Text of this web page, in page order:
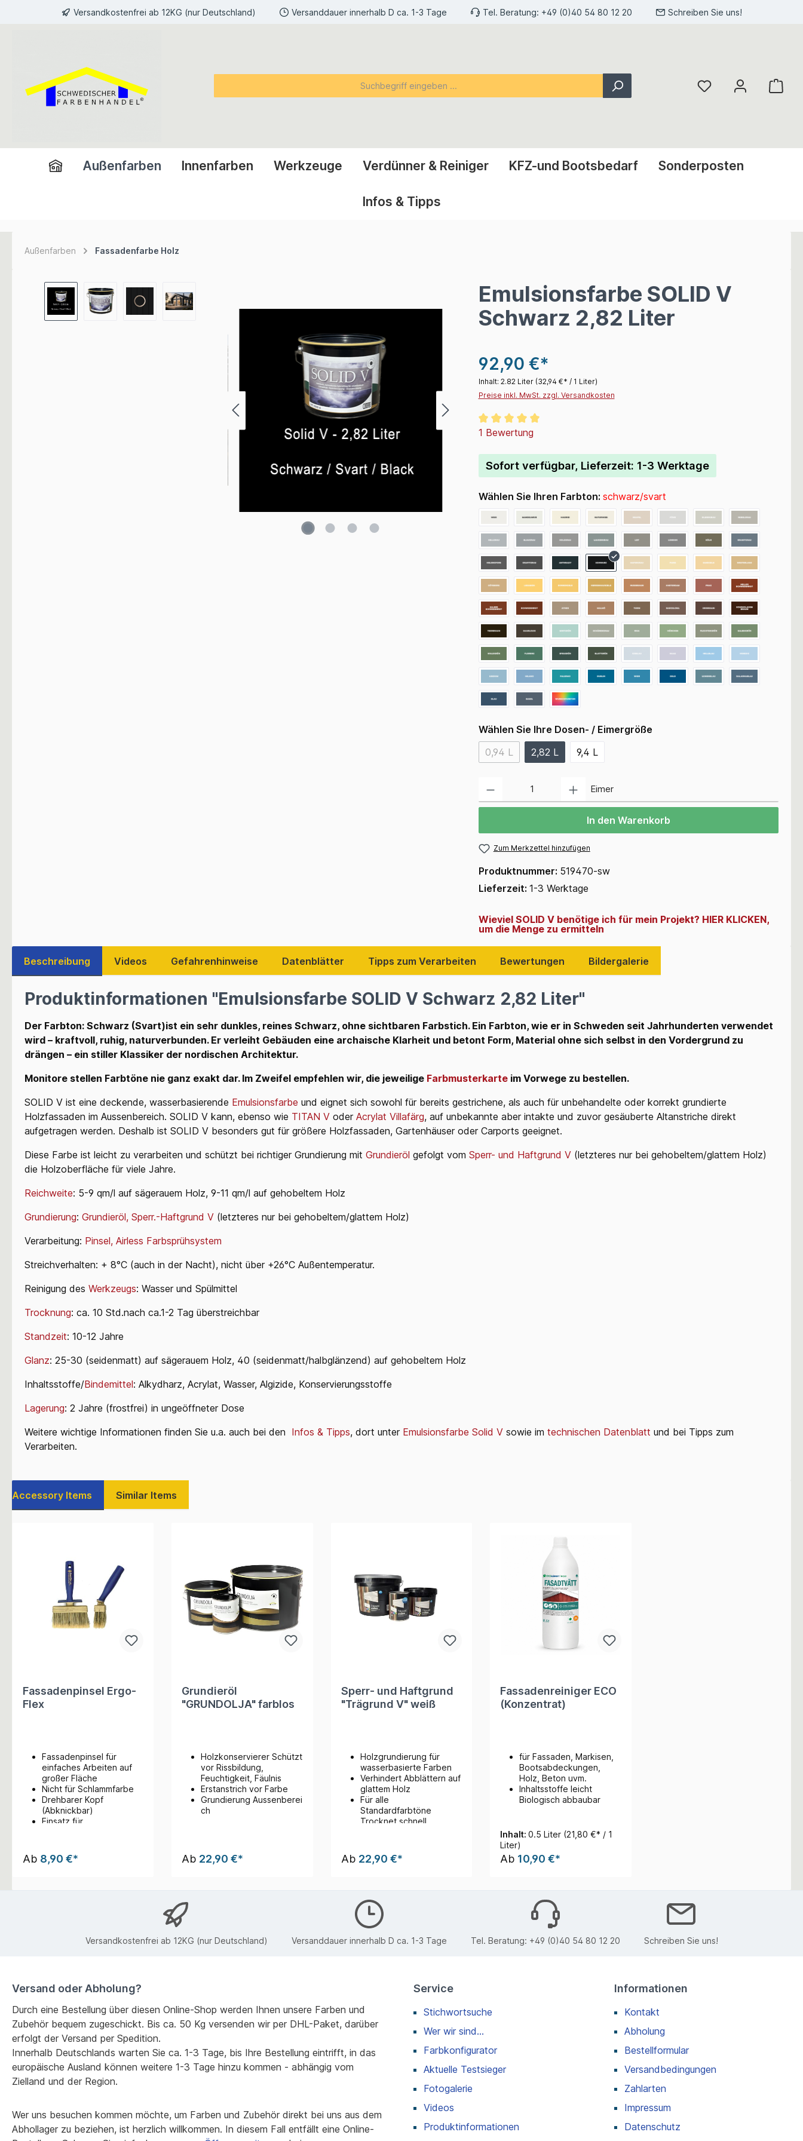
springen Versandkostenfrei ab 12KG (nur Deutschland) Versanddauer innerhalb D ca. 1-3 Tage Tel. Beratung: +49 (0)40 54 80 12 20 Schreiben Sie uns!
Außenfarben Innenfarben Werkzeuge Verdünner & Reiniger KFZ-und Bootsbedarf Sonderposten
Infos & Tipps
Außenfarben Fassadenfarbe Holz
Emulsionsfarbe SOLID V
Schwarz 2,82 Liter
92,90 €*
Inhalt: 2.82 Liter (32,94 €* / 1 Liter)
Preise inkl. MwSt. zzgl. Versandkosten
Durchschnittliche Bewertung von 5 von 5 Sternen
1 Bewertung
Sofort verfügbar, Lieferzeit: 1-3 Werktage
Wählen Sie Ihren Farbton: schwarz/svart
Wählen Sie Ihre Dosen- / Eimergröße
0,94 L
2,82 L 9,4 L
Eimer
In den Warenkorb
Zum Merkzettel hinzufügen
Produktnummer: 519470-sw
Lieferzeit: 1-3 Werktage
Wieviel SOLID V benötige ich für mein Projekt? HIER KLICKEN,
um die Menge zu ermitteln
Beschreibung Videos Gefahrenhinweise Datenblätter Tipps zum Verarbeiten Bewertungen Bildergalerie
Produktinformationen "Emulsionsfarbe SOLID V Schwarz 2,82 Liter"
Der Farbton: Schwarz (Svart)ist ein sehr dunkles, reines Schwarz, ohne sichtbaren Farbstich. Ein Farbton, wie er in Schweden seit Jahrhunderten verwendet
wird – kraftvoll, ruhig, naturverbunden. Er verleiht Gebäuden eine archaische Klarheit und betont Form, Material ohne sich selbst in den Vordergrund zu
drängen – ein stiller Klassiker der nordischen Architektur.
Monitore stellen Farbtöne nie ganz exakt dar. Im Zweifel empfehlen wir, die jeweilige Farbmusterkarte im Vorwege zu bestellen.
SOLID V ist eine deckende, wasserbasierende Emulsionsfarbe und eignet sich sowohl für bereits gestrichene, als auch für unbehandelte oder korrekt grundierte
Holzfassaden im Aussenbereich. SOLID V kann, ebenso wie TITAN V oder Acrylat Villafärg, auf unbekannte aber intakte und zuvor gesäuberte Altanstriche direkt
aufgetragen werden. Deshalb ist SOLID V besonders gut für größere Holzfassaden, Gartenhäuser oder Carports geeignet.
Diese Farbe ist leicht zu verarbeiten und schützt bei richtiger Grundierung mit Grundieröl gefolgt vom Sperr- und Haftgrund V (letzteres nur bei gehobeltem/glattem Holz)
die Holzoberfläche für viele Jahre.
Reichweite: 5-9 qm/l auf sägerauem Holz, 9-11 qm/l auf gehobeltem Holz
Grundierung: Grundieröl, Sperr.-Haftgrund V (letzteres nur bei gehobeltem/glattem Holz)
Verarbeitung: Pinsel, Airless Farbsprühsystem
Streichverhalten: + 8°C (auch in der Nacht), nicht über +26°C Außentemperatur.
Reinigung des Werkzeugs: Wasser und Spülmittel
Trocknung: ca. 10 Std.nach ca.1-2 Tag überstreichbar
Standzeit: 10-12 Jahre
Glanz: 25-30 (seidenmatt) auf sägerauem Holz, 40 (seidenmatt/halbglänzend) auf gehobeltem Holz
Inhaltsstoffe/Bindemittel: Alkydharz, Acrylat, Wasser, Algizide, Konservierungsstoffe
Lagerung: 2 Jahre (frostfrei) in ungeöffneter Dose
Weitere wichtige Informationen finden Sie u.a. auch bei den Infos & Tipps, dort unter Emulsionsfarbe Solid V sowie im technischen Datenblatt und bei Tipps zum
Verarbeiten.
Accessory Items Similar Items
Fassadenpinsel Ergo-
Flex
Fassadenpinsel für
einfaches Arbeiten auf
großer Fläche
Nicht für Schlammfarbe
Drehbarer Kopf
(Abknickbar)
Einsatz für
Ab 8,90 €*
Grundieröl
"GRUNDOLJA" farblos
Holzkonservierer Schützt
vor Rissbildung,
Feuchtigkeit, Fäulnis
Erstanstrich vor Farbe
Grundierung Aussenberei
ch
Ab 22,90 €*
Sperr- und Haftgrund
"Trägrund V" weiß
Holzgrundierung für
wasserbasierte Farben
Verhindert Abblättern auf
glattem Holz
Für alle
Standardfarbtöne
Trocknet schnell
Ab 22,90 €*
Fassadenreiniger ECO
(Konzentrat)
für Fassaden, Markisen,
Bootsabdeckungen,
Holz, Beton uvm.
Inhaltsstoffe leicht
Biologisch abbaubar
Inhalt:0.5 Liter (21,80 €* / 1
Liter)
Ab 10,90 €*
Versandkostenfrei ab 12KG (nur Deutschland) Versanddauer innerhalb D ca. 1-3 Tage Tel. Beratung: +49 (0)40 54 80 12 20 Schreiben Sie uns!
Versand oder Abholung?
Durch eine Bestellung über diesen Online-Shop werden Ihnen unsere Farben und
Zubehör bequem zugeschickt. Bis ca. 50 Kg versenden wir per DHL-Paket, darüber
erfolgt der Versand per Spedition.
Innerhalb Deutschlands warten Sie ca. 1-3 Tage, bis Ihre Bestellung eintrifft, in das
europäische Ausland können weitere 1-3 Tage hinzu kommen - abhängig vom
Zielland und der Region.
Wer uns besuchen kommen möchte, um Farben und Zubehör direkt bei uns aus dem
Abhollager zu beziehen, ist herzlich willkommen. In diesem Fall entfällt eine Online-
Service
Stichwortsuche
Wer wir sind...
Farbkonfigurator
Aktuelle Testsieger
Fotogalerie
Videos
Produktinformationen
Informationen
Kontakt
Abholung
Bestellformular
Versandbedingungen
Zahlarten
Impressum
Datenschutz